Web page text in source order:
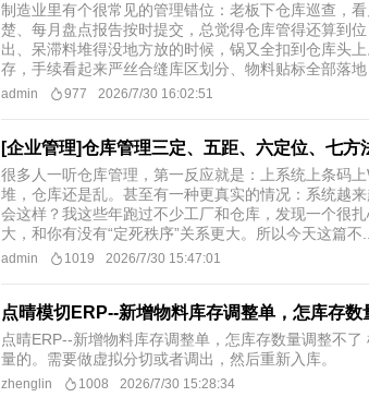
制造业里有个很常见的管理错位：老板下仓库巡查，
楚、每月盘点报告按时提交，总觉得仓库管得还算到
出、呆滞料堆得没地方放的时候，锅又全扣到仓库头
存，手续看起来严丝合缝库区划分、物料贴标全部落地
admin 977 2026/7/30 16:02:51
[企业管理]仓库管理三定、五距、六定位、七方
很多人一听仓库管理，第一反应就是：上系统上条码
堆，仓库还是乱。甚至有一种更真实的情况：系统越
会这样？我这些年跑过不少工厂和仓库，发现一个很
大，和你有没有“定死秩序”关系更大。所以今天这篇不...
admin 1019 2026/7/30 15:47:01
点晴模切ERP--新增物料库存调整单，怎库存数
点晴ERP--新增物料库存调整单，怎库存数量调整不
量的。需要做虚拟分切或者调出，然后重新入库。
zhenglin 1008 2026/7/30 15:28:34